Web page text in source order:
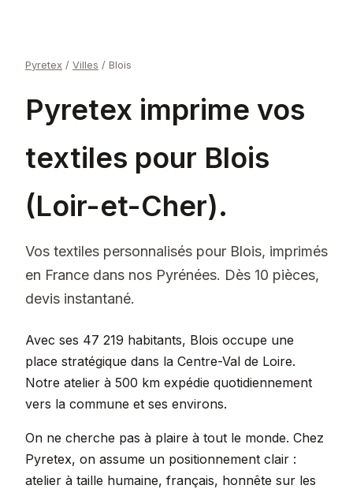
Pyretex / Villes / Blois
Pyretex imprime vos
textiles pour Blois
(Loir-et-Cher).
Vos textiles personnalisés pour Blois, imprimés
en France dans nos Pyrénées. Dès 10 pièces,
devis instantané.
Avec ses 47 219 habitants, Blois occupe une
place stratégique dans la Centre-Val de Loire.
Notre atelier à 500 km expédie quotidiennement
vers la commune et ses environs.
On ne cherche pas à plaire à tout le monde. Chez
Pyretex, on assume un positionnement clair :
atelier à taille humaine, français, honnête sur les